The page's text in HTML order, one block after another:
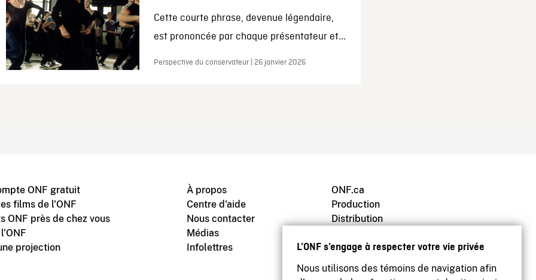
L’ONF s’engage à respecter votre vie privée
Nous utilisons des témoins de navigation afin
Cette courte phrase, devenue légendaire,
est prononcée par chaque présentateur et...
Perspective du conservateur | 26 janvier 2026
ONF gratuit
films de l'ONF
ONF près de chez vous
projection
À propos
Centre d'aide
Nous contacter
Médias
Infolettres
ONF.ca
Production
Distribution
Archives